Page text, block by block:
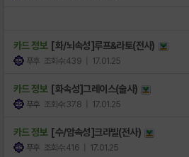
카드 정보 [화/뇌속성]루프&라토(전사)
푸후 조회수:439 | 17.01.25
카드 정보 [화속성]그레이스(술사)
푸후 조회수:378 | 17.01.25
카드 정보 [수/암속성]크라빌(전사)
푸후 조회수:416 | 17.01.25